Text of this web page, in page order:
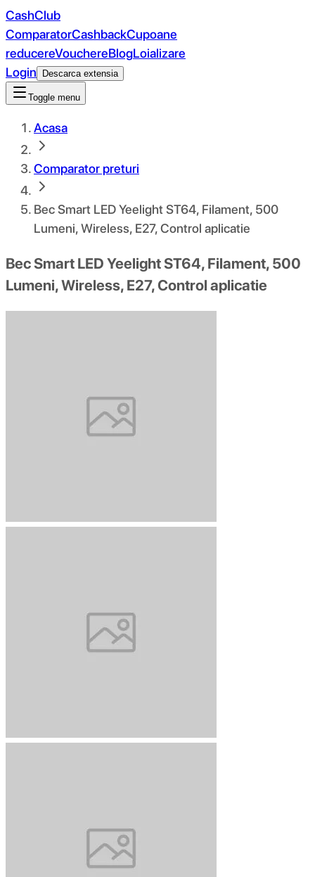
CashClub
ComparatorCashbackCupoane
reducereVouchereBlogLoializare
Login
Descarca extensia
Toggle menu
Acasa
Comparator preturi
Bec Smart LED Yeelight ST64, Filament, 500
Lumeni, Wireless, E27, Control aplicatie
Bec Smart LED Yeelight ST64, Filament, 500
Lumeni, Wireless, E27, Control aplicatie